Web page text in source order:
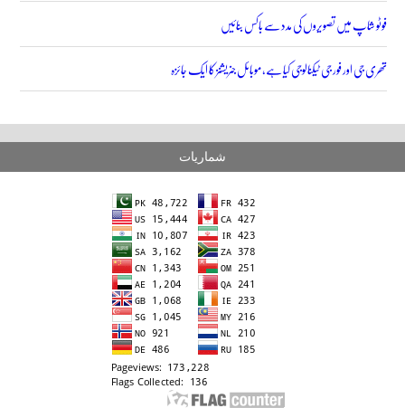
فوٹو شاپ میں تصویروں کی مدد سے باکس بنائیں
تھری جی اور فور جی ٹیکنالوجی کیا ہے، موبائل جنریشنز کا ایک جائزہ
شماریات